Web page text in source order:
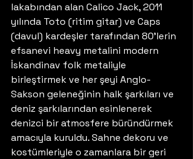
lakabından alan Calico Jack, 2011
yılında Toto (ritim gitar) ve Caps
(davul) kardeşler tarafından 80’lerin
efsanevi heavy metalini modern
İskandinav folk metaliyle
birleştirmek ve her şeyi Anglo-
Sakson geleneğinin halk şarkıları ve
deniz şarkılarından esinlenerek
denizci bir atmosfere büründürmek
amacıyla kuruldu. Sahne dekoru ve
kostümleriyle o zamanlara bir geri